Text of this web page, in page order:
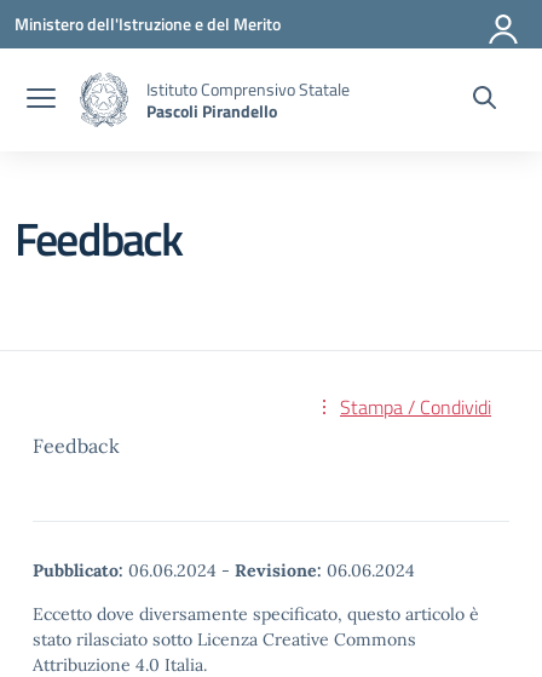
Vai ai contenuti
Vai al menu di navigazione
Vai al footer
Ministero dell'Istruzione e del Merito
Istituto Comprensivo Statale
Pascoli Pirandello
Feedback
Stampa / Condividi
Feedback
Pubblicato: 06.06.2024 - Revisione: 06.06.2024
Eccetto dove diversamente specificato, questo articolo è
stato rilasciato sotto Licenza Creative Commons
Attribuzione 4.0 Italia.